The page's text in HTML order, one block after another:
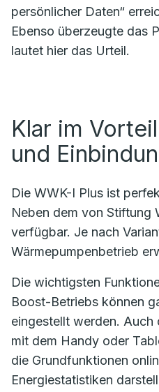
persönlicher Daten“
Ebenso überzeugte das
lautet hier das Urteil.
Klar im
und
Die WWK-I Plus ist
Neben dem von Stiftung
verfügbar. Je nach
Wärmepumpenbetrieb
Die wichtigsten
Boost-Betriebs können
eingestellt werden.
mit dem Handy oder
die Grundfunktionen
Energiestatistiken